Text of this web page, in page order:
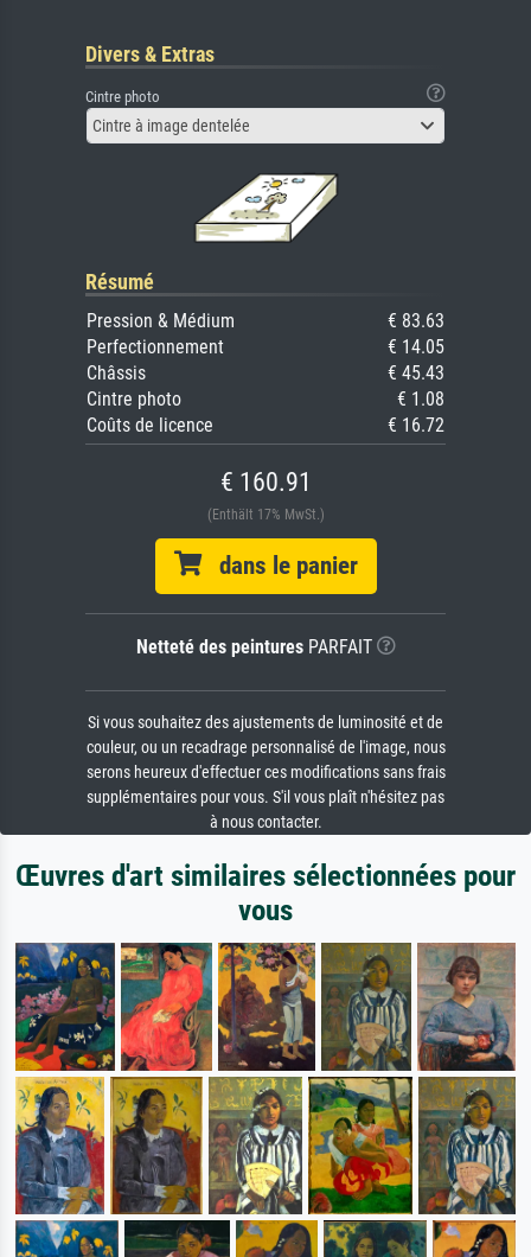
Divers & Extras
Cintre photo
Cintre à image dentelée
Résumé
Pression & Médium
€ 83.63
Perfectionnement
€ 14.05
Châssis
€ 45.43
Cintre photo
€ 1.08
Coûts de licence
€ 16.72
€ 160.91
(Enthält 17% MwSt.)
dans le panier
Netteté des peinturesPARFAIT
Si vous souhaitez des ajustements de luminosité et de
couleur, ou un recadrage personnalisé de l'image, nous
serons heureux d'effectuer ces modifications sans frais
supplémentaires pour vous. S'il vous plaît n'hésitez pas
à nous contacter.
Œuvres d'art similaires sélectionnées pour
vous